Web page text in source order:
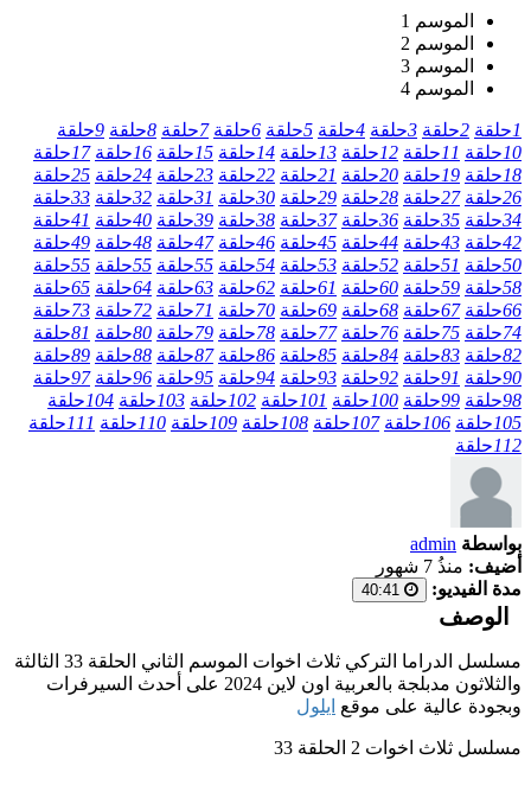
الموسم 1
الموسم 2
الموسم 3
الموسم 4
1حلقة 2حلقة 3حلقة 4حلقة 5حلقة 6حلقة 7حلقة 8حلقة 9حلقة
10حلقة 11حلقة 12حلقة 13حلقة 14حلقة 15حلقة 16حلقة 17حلقة
18حلقة 19حلقة 20حلقة 21حلقة 22حلقة 23حلقة 24حلقة 25حلقة
26حلقة 27حلقة 28حلقة 29حلقة 30حلقة 31حلقة 32حلقة 33حلقة
34حلقة 35حلقة 36حلقة 37حلقة 38حلقة 39حلقة 40حلقة 41حلقة
42حلقة 43حلقة 44حلقة 45حلقة 46حلقة 47حلقة 48حلقة 49حلقة
50حلقة 51حلقة 52حلقة 53حلقة 54حلقة 55حلقة 55حلقة 55حلقة
58حلقة 59حلقة 60حلقة 61حلقة 62حلقة 63حلقة 64حلقة 65حلقة
66حلقة 67حلقة 68حلقة 69حلقة 70حلقة 71حلقة 72حلقة 73حلقة
74حلقة 75حلقة 76حلقة 77حلقة 78حلقة 79حلقة 80حلقة 81حلقة
82حلقة 83حلقة 84حلقة 85حلقة 86حلقة 87حلقة 88حلقة 89حلقة
90حلقة 91حلقة 92حلقة 93حلقة 94حلقة 95حلقة 96حلقة 97حلقة
98حلقة 99حلقة 100حلقة 101حلقة 102حلقة 103حلقة 104حلقة
105حلقة 106حلقة 107حلقة 108حلقة 109حلقة 110حلقة 111حلقة
112حلقة
بواسطة admin
أضيف: منذُ 7 شهور
مدة الفيديو:
الوصف
مسلسل الدراما التركي ثلاث اخوات الموسم الثاني الحلقة 33 الثالثة
والثلاثون مدبلجة بالعربية اون لاين 2024 على أحدث السيرفرات
وبجودة عالية على موقع ايلول
مسلسل ثلاث اخوات 2 الحلقة 33